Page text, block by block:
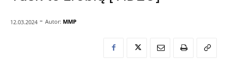
12.03.2024 - Autor: MMP